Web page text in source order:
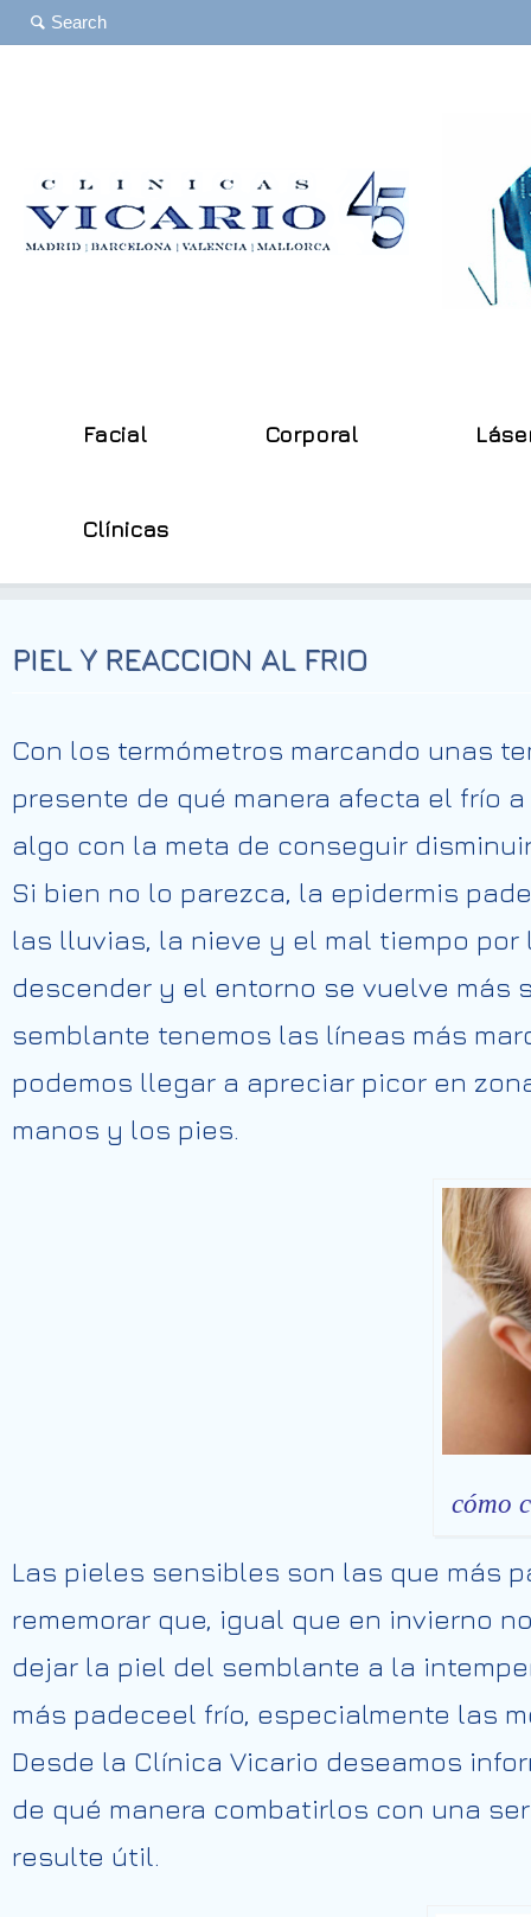
Facial Corporal
Clínicas
PIEL Y REACCION AL FRIO
Con los termómetros marcando unas
presente de qué manera afecta el frío
algo con la meta de conseguir
Si bien no lo parezca, la epidermis
las lluvias, la nieve y el mal tiempo por
descender y el entorno se vuelve más
semblante tenemos las líneas más
podemos llegar a apreciar picor en
manos y los pies.
cómo
Las pieles sensibles son las que más
rememorar que, igual que en invierno
dejar la piel del semblante a la
más padeceel frío, especialmente las
Desde la Clínica Vicario deseamos
de qué manera combatirlos con una
resulte útil.